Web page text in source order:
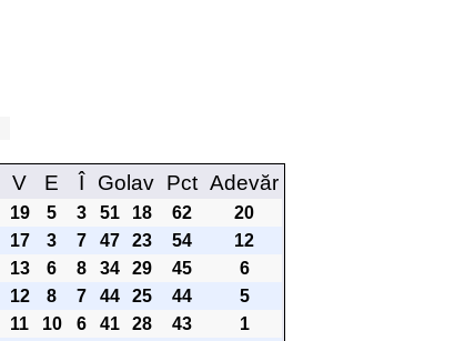
V E Î Golav Pct Adevăr
19 5 3 51 18 62
20
17 3 7 47 23 54
12
13 6 8 34 29 45
6
12 8 7 44 25 44
5
11 10 6 41 28 43
1